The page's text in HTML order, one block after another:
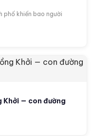
phố khiến bao người
Khởi — con đường